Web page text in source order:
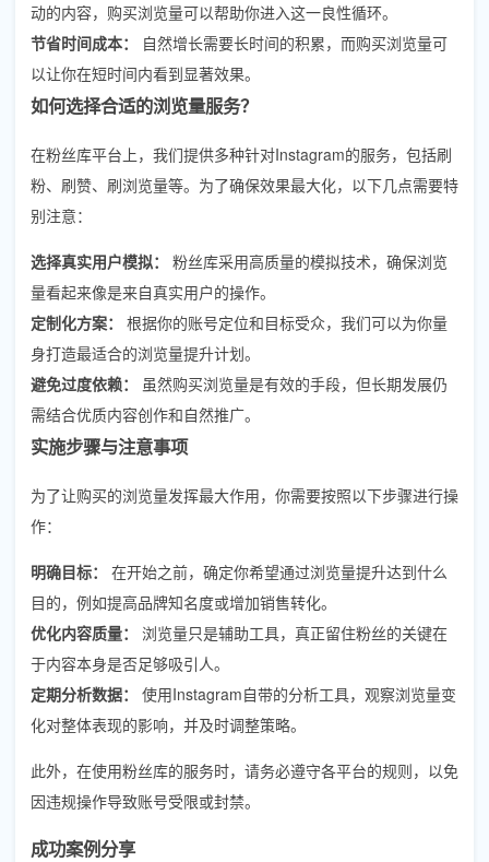
动的内容，购买浏览量可以帮助你进入这一良性循环。
节省时间成本：
自然增长需要长时间的积累，而购买浏览量可
以让你在短时间内看到显著效果。
如何选择合适的浏览量服务？
在粉丝库平台上，我们提供多种针对Instagram的服务，包括刷
粉、刷赞、刷浏览量等。为了确保效果最大化，以下几点需要特
别注意：
选择真实用户模拟：
粉丝库采用高质量的模拟技术，确保浏览
量看起来像是来自真实用户的操作。
定制化方案：
根据你的账号定位和目标受众，我们可以为你量
身打造最适合的浏览量提升计划。
避免过度依赖：
虽然购买浏览量是有效的手段，但长期发展仍
需结合优质内容创作和自然推广。
实施步骤与注意事项
为了让购买的浏览量发挥最大作用，你需要按照以下步骤进行操
作：
明确目标：
在开始之前，确定你希望通过浏览量提升达到什么
目的，例如提高品牌知名度或增加销售转化。
优化内容质量：
浏览量只是辅助工具，真正留住粉丝的关键在
于内容本身是否足够吸引人。
定期分析数据：
使用Instagram自带的分析工具，观察浏览量变
化对整体表现的影响，并及时调整策略。
此外，在使用粉丝库的服务时，请务必遵守各平台的规则，以免
因违规操作导致账号受限或封禁。
成功案例分享